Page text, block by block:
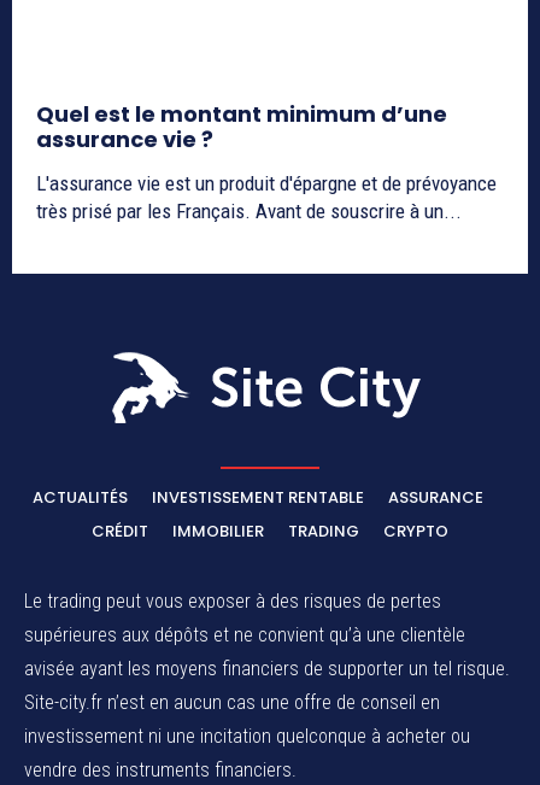
Quel est le montant minimum d’une
assurance vie ?
L'assurance vie est un produit d'épargne et de prévoyance
très prisé par les Français. Avant de souscrire à un...
ACTUALITÉS INVESTISSEMENT RENTABLE
ASSURANCE
CRÉDIT
IMMOBILIER TRADING CRYPTO
Le trading peut vous exposer à des risques de pertes
supérieures aux dépôts et ne convient qu’à une clientèle
avisée ayant les moyens financiers de supporter un tel risque.
Site-city.fr n’est en aucun cas une offre de conseil en
investissement ni une incitation quelconque à acheter ou
vendre des instruments financiers.